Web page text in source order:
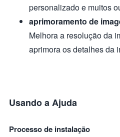
personalizado e muitos
aprimoramento de
Melhora a resolução da
aprimora os detalhes da
Usando a Ajuda
Processo de instalação